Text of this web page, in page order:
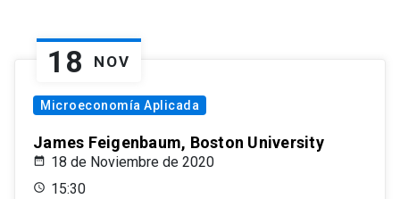
18 NOV
Microeconomía Aplicada
James Feigenbaum, Boston University
18 de Noviembre de 2020
15:30